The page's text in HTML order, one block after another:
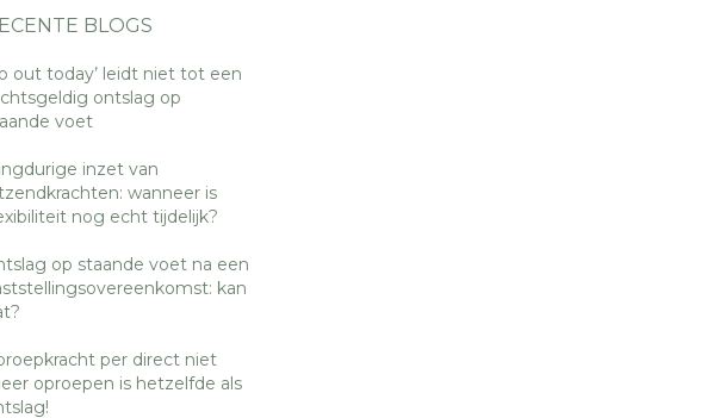
BLOGS
out today’ leidt niet tot een
ontslag op
voet
inzet van
wanneer is
nog echt tijdelijk?
op staande voet na een
kan
per direct niet
oproepen is hetzelfde als